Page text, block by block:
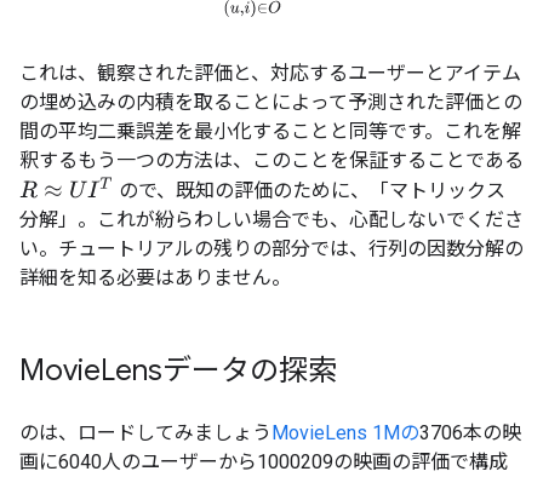
これは、観察された評価と、対応するユーザーとアイテム
の埋め込みの内積を取ることによって予測された評価との
間の平均二乗誤差を最小化することと同等です。これを解
釈するもう一つの方法は、このことを保証することである
R≈ UIT
ので、既知の評価のために、「マトリックス
分解」。これが紛らわしい場合でも、心配しないでくださ
い。チュートリアルの残りの部分では、行列の因数分解の
詳細を知る必要はありません。
MovieLensデータの探索
のは、ロードしてみましょう MovieLens 1Mの3706本の映
画に6040人のユーザーから1000209の映画の評価で構成